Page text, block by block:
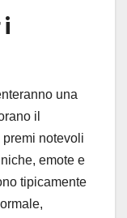
una
il
notevoli
emote e
tipicamente